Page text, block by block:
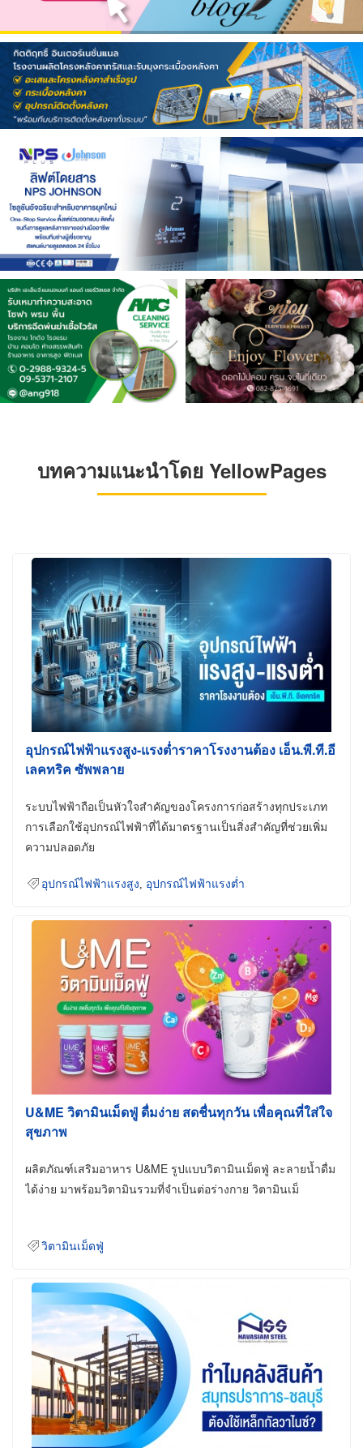
บทความแนะนำโดย YellowPages
อุปกรณ์ไฟฟ้าแรงสูง-แรงต่ำราคาโรงงานต้อง เอ็น.พี.ที.อี
เลคทริค ซัพพลาย
ระบบไฟฟ้าถือเป็นหัวใจสำคัญของโครงการก่อสร้างทุกประเภท
การเลือกใช้อุปกรณ์ไฟฟ้าที่ได้มาตรฐานเป็นสิ่งสำคัญที่ช่วยเพิ่ม
ความปลอดภัย
อุปกรณ์ไฟฟ้าแรงสูง อุปกรณ์ไฟฟ้าแรงต่ำ
U&ME วิตามินเม็ดฟู่ ดื่มง่าย สดชื่นทุกวัน เพื่อคุณที่ใส่ใจ
สุขภาพ
ผลิตภัณฑ์เสริมอาหาร U&ME รูปแบบวิตามินเม็ดฟู่ ละลายน้ำดื่ม
ได้ง่าย มาพร้อมวิตามินรวมที่จำเป็นต่อร่างกาย วิตามินเม็
วิตามินเม็ดฟู่